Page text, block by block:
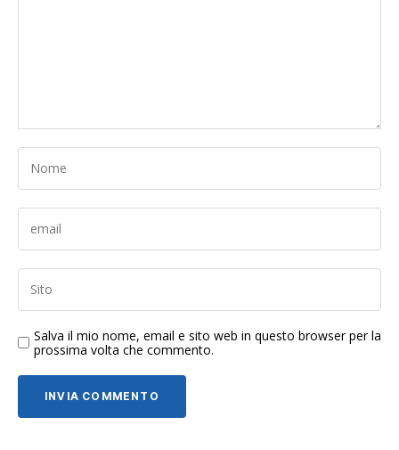
Salva il mio nome, email e sito web in questo browser per la
prossima volta che commento.